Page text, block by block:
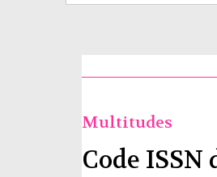
Multitudes
Code